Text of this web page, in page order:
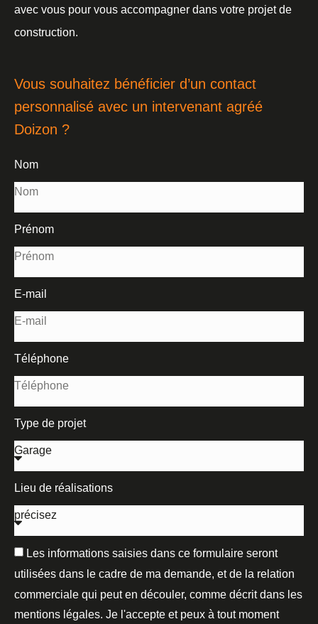
avec vous pour vous accompagner dans votre projet de
construction.
Vous souhaitez bénéficier d’un contact
personnalisé avec un intervenant agréé
Doizon ?
Nom
Prénom
E-mail
Téléphone
Type de projet
Lieu de réalisations
Les informations saisies dans ce formulaire seront
utilisées dans le cadre de ma demande, et de la relation
commerciale qui peut en découler, comme décrit dans les
mentions légales. Je l'accepte et peux à tout moment